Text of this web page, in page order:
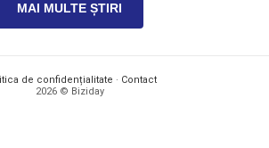
MAI MULTE ȘTIRI
de confidențialitate · Contact
2026 © Biziday